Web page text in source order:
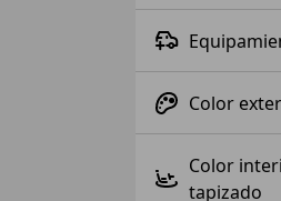
Color
Color
tapizado